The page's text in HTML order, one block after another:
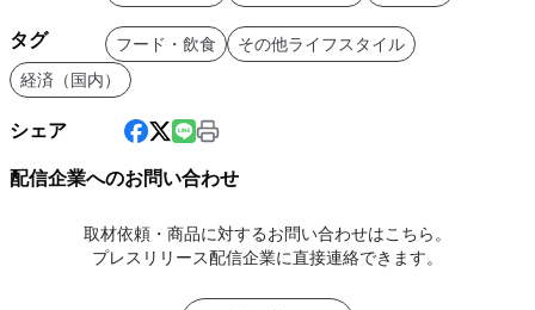
タグ フード・飲食
その他ライフスタイル
経済（国内）
シェア
配信企業へのお問い合わせ
取材依頼・商品に対するお問い合わせはこちら。
プレスリリース配信企業に直接連絡できます。